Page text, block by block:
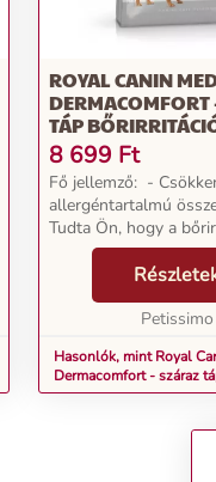
ROYAL CANIN
DERMACOMFORT
TÁP
HAJLAMOS,
TESTŰ FELNŐTT
RÉSZÉRE 3 KG
8 699 Ft
Fő jellemző: -
allergéntartalmú
Tudta Ön, hogy a
leggyakoribb oka
kutyákat állatorvoshoz
érzékeny, viszketeg bőr
vakarózáshoz ve...
Petissimo
Hasonlók, mint Royal
Dermacomfort - száraz
bőrirritációra hajlamos,